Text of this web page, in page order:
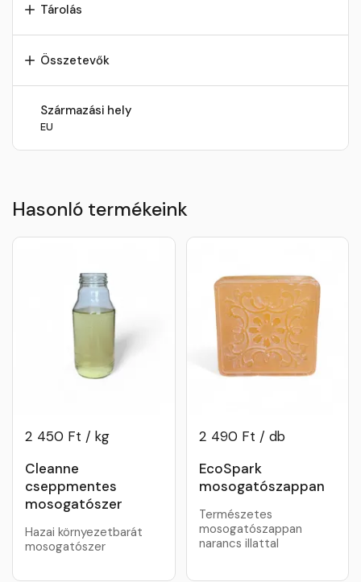
Tárolás
Összetevők
Származási hely
EU
Hasonló termékeink
2 450 Ft / kg
Cleanne
cseppmentes
mosogatószer
Hazai környezetbarát
mosogatószer
2 490 Ft / db
EcoSpark
mosogatószappan
Természetes
mosogatószappan
narancs illattal